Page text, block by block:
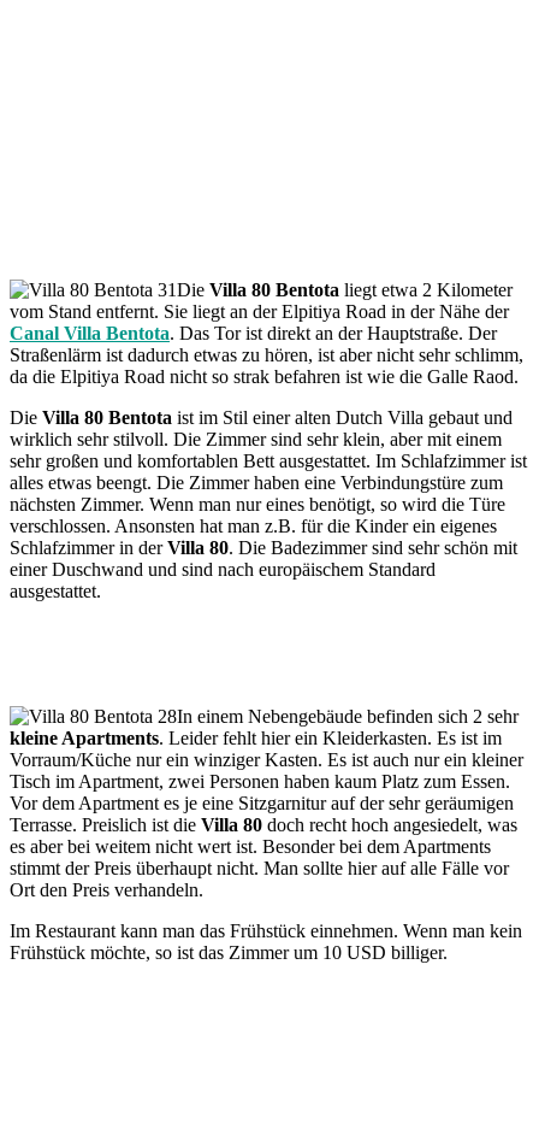
Die Villa 80 Bentota liegt etwa 2 Kilometer
vom Stand entfernt. Sie liegt an der Elpitiya Road in der Nähe der
Canal Villa Bentota. Das Tor ist direkt an der Hauptstraße. Der
Straßenlärm ist dadurch etwas zu hören, ist aber nicht sehr schlimm,
da die Elpitiya Road nicht so strak befahren ist wie die Galle Raod.
Die Villa 80 Bentota ist im Stil einer alten Dutch Villa gebaut und
wirklich sehr stilvoll. Die Zimmer sind sehr klein, aber mit einem
sehr großen und komfortablen Bett ausgestattet. Im Schlafzimmer ist
alles etwas beengt. Die Zimmer haben eine Verbindungstüre zum
nächsten Zimmer. Wenn man nur eines benötigt, so wird die Türe
verschlossen. Ansonsten hat man z.B. für die Kinder ein eigenes
Schlafzimmer in derVilla 80. Die Badezimmer sind sehr schön mit
einer Duschwand und sind nach europäischem Standard
ausgestattet.
In einem Nebengebäude befinden sich 2 sehr
kleine Apartments. Leider fehlt hier ein Kleiderkasten. Es ist im
Vorraum/Küche nur ein winziger Kasten. Es ist auch nur ein kleiner
Tisch im Apartment, zwei Personen haben kaum Platz zum Essen.
Vor dem Apartment es je eine Sitzgarnitur auf der sehr geräumigen
Terrasse. Preislich ist die Villa 80 doch recht hoch angesiedelt, was
es aber bei weitem nicht wert ist. Besonder bei dem Apartments
stimmt der Preis überhaupt nicht. Man sollte hier auf alle Fälle vor
Ort den Preis verhandeln.
Im Restaurant kann man das Frühstück einnehmen. Wenn man kein
Frühstück möchte, so ist das Zimmer um 10 USD billiger.